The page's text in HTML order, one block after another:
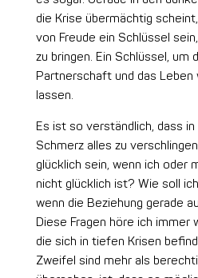
die Krise übermächtig
von Freude ein Schlüssel
zu bringen. Ein Schlüssel, um
Partnerschaft und das Leben
lassen.
Es ist so verständlich, dass
Schmerz alles zu
glücklich sein, wenn ich oder
nicht glücklich ist? Wie soll
wenn die Beziehung gerade
Diese Fragen höre ich immer
die sich in tiefen Krisen
Zweifel sind mehr als